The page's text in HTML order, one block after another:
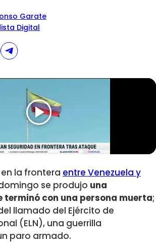
Garate
Digital
la frontera entre Venezuela y
se produjo una
terminó con una persona muerta;
llamado del Ejército de
(ELN), una guerrilla
paro armado.